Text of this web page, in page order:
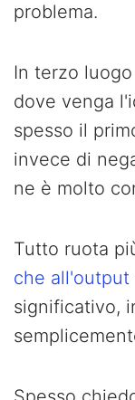
problema.
In terzo
dove venga
spesso il
invece di
ne è molto
Tutto ruota
che all'output
significativo,